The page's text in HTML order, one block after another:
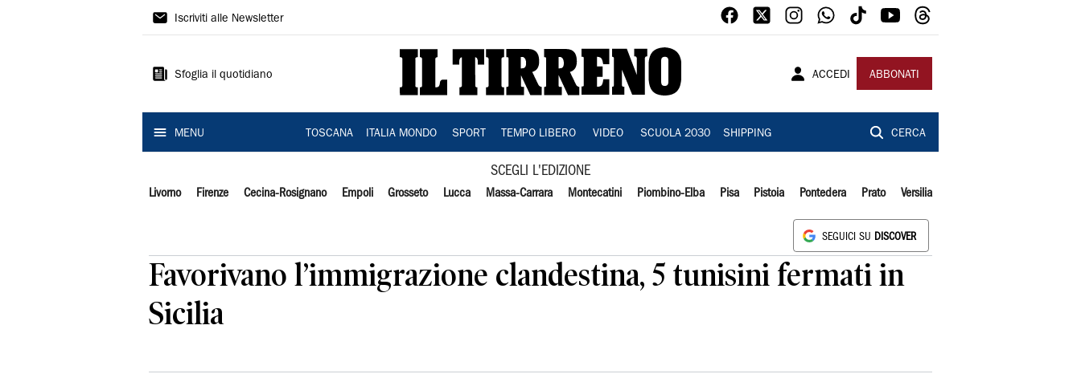
Il
Iscriviti alle Newsletter
Sfoglia il quotidiano ACCEDI ABBONATI
MENU TOSCANA ITALIA MONDO SPORT TEMPO LIBERO VIDEO SCUOLA 2030 SHIPPING CERCA
SCEGLI L'EDIZIONE
Livorno Firenze Cecina-Rosignano Empoli Grosseto Lucca Massa-Carrara Montecatini Piombino-Elba Pisa Pistoia Pontedera Prato Versilia
SEGUICI SU DISCOVER
Favorivano l’immigrazione clandestina, 5 tunisini fermati in
Sicilia